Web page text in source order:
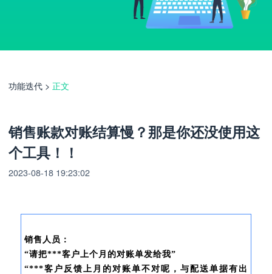
功能迭代 >正文
销售账款对账结算慢？那是你还没使用这
个工具！！
2023-08-18 19:23:02
销售人员：
“请把***客户上个月的对账单发给我”
“***客户反馈上月的对账单不对呢，与配送单据有出